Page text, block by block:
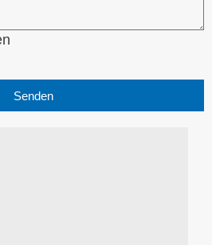
Senden